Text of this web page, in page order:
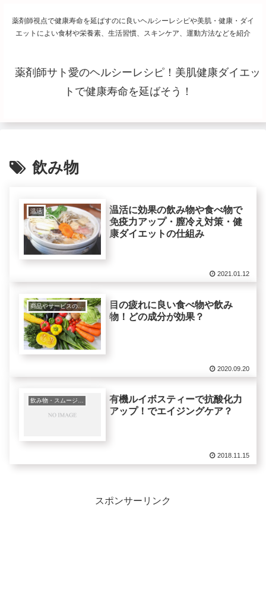
薬剤師視点で健康寿命を延ばすのに良いヘルシーレシピや美肌・健康・ダイ
エットによい食材や栄養素、生活習慣、スキンケア、運動方法などを紹介
薬剤師サト愛のヘルシーレシピ！美肌健康ダイエッ
トで健康寿命を延ばそう！
飲み物
温活
温活に効果の飲み物や食べ物で
免疫力アップ・膣冷え対策・健
康ダイエットの仕組み
2021.01.12
商品やサービスの紹介レビュー
目の疲れに良い食べ物や飲み
物！どの成分が効果？
2020.09.20
飲み物・スムージーなど
有機ルイボスティーで抗酸化力
アップ！でエイジングケア？
2018.11.15
スポンサーリンク